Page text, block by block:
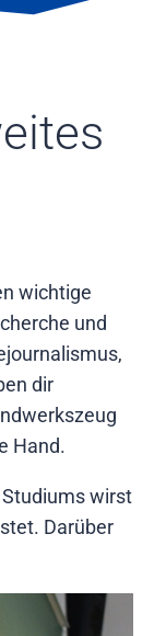
wichtige
und
dir
Hand.
wirst
Darüber